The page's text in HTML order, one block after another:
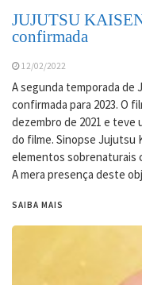
JUJUTSU
confirmada
12/02/2022
A segunda temporada de
confirmada para 2023. O
dezembro de 2021 e teve
do filme. Sinopse Jujutsu
elementos sobrenaturais
A mera presença deste
SAIBA MAIS